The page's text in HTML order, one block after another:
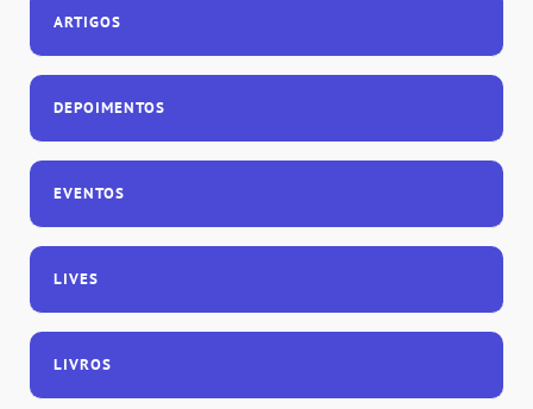
ARTIGOS
DEPOIMENTOS
EVENTOS
LIVES
LIVROS